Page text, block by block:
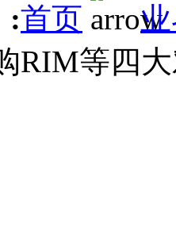
:首页
RIM等四